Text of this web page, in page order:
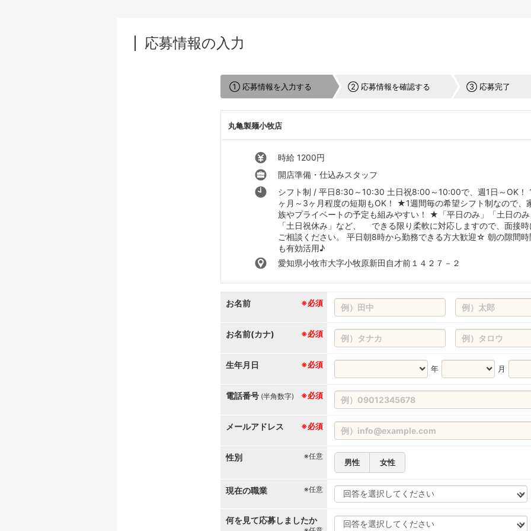
応募情報の入力
① 応募情報を入力する ② 応募情報を確認する ③ 応募完了
丸亀製麺小牧店
時給 1200円
開店準備・仕込みスタッフ
シフト制 / 平日8:30～10:30 土日祝8:00～10:00で、週1日～OK！
ヶ月～3ヶ月程度の短期もOK！ ★1週間毎の希望シフト制なので、
族やプライベートの予定も組みやすい！ ★「平日のみ」「土日の
「土日祝休み」など、 できる限り柔軟に対応しますので、面接時
ご相談ください。 平日朝8時から勤務できる方大歓迎☆ 朝の隙間時
も有効活用♪
愛知県小牧市大字小牧原新田自才前１４２７－２
お名前 ※必須
お名前(カナ) ※必須
生年月日 ※必須 年 月
電話番号 ※必須
(半角数字)
メールアドレス ※必須
性別 ※任意
男性 女性
現在の職業 ※任意
何を見て応募しましたか